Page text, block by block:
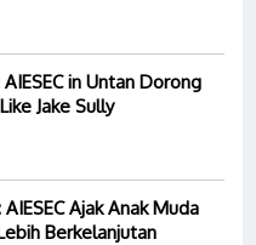
in Untan Dorong
Jake Sully
Ajak Anak Muda
Berkelanjutan